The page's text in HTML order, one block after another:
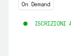
On Demand
ISCRIZIONI